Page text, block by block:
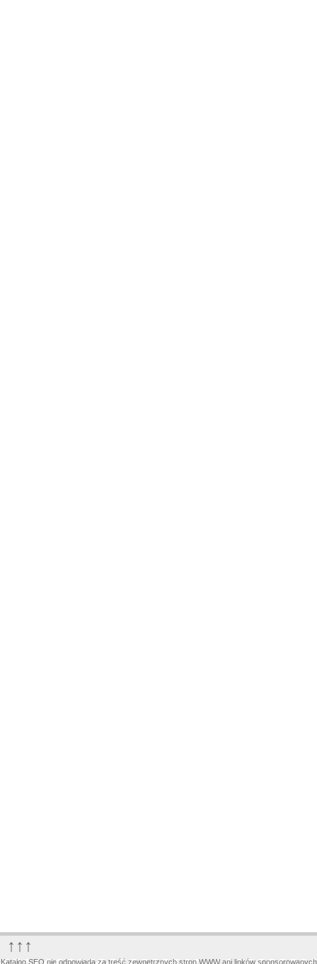
↑↑↑
Katalog SEO nie odpowiada za treść zewnętrznych stron WWW ani linków sponsorowanych